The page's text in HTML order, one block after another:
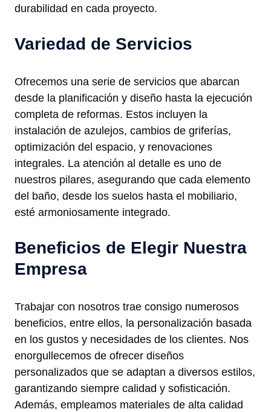
durabilidad en cada proyecto.
Variedad de Servicios
Ofrecemos una serie de servicios que abarcan
desde la planificación y diseño hasta la ejecución
completa de reformas. Estos incluyen la
instalación de azulejos, cambios de griferías,
optimización del espacio, y renovaciones
integrales. La atención al detalle es uno de
nuestros pilares, asegurando que cada elemento
del baño, desde los suelos hasta el mobiliario,
esté armoniosamente integrado.
Beneficios de Elegir Nuestra
Empresa
Trabajar con nosotros trae consigo numerosos
beneficios, entre ellos, la personalización basada
en los gustos y necesidades de los clientes. Nos
enorgullecemos de ofrecer diseños
personalizados que se adaptan a diversos estilos,
garantizando siempre calidad y sofisticación.
Además, empleamos materiales de alta calidad